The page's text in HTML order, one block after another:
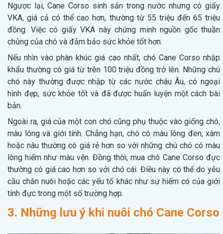
Ngược lại, Cane Corso sinh sản trong nước nhưng có giấy
VKA, giá cả có thể cao hơn, thường từ 55 triệu đến 65 triệu
đồng. Việc có giấy VKA này chứng minh nguồn gốc thuần
chủng của chó và đảm bảo sức khỏe tốt hơn.
Nếu nhìn vào phân khúc giá cao nhất, chó Cane Corso nhập
khẩu thường có giá từ trên 100 triệu đồng trở lên. Những chú
chó này thường được nhập từ các nước châu Âu, có ngoại
hình đẹp, sức khỏe tốt và đã được huấn luyện một cách bài
bản.
Ngoài ra, giá của một con chó cũng phụ thuộc vào giống chó,
màu lông và giới tính. Chẳng hạn, chó có màu lông đen, xám
hoặc nâu thường có giá rẻ hơn so với những chú chó có màu
lông hiếm như màu vện. Đồng thời, mua chó Cane Corso đực
thường có giá cao hơn so với chó cái. Điều này có thể do yêu
cầu chăn nuôi hoặc các yếu tố khác như sự hiếm có của giới
tính đực trong một số trường hợp.
3. Những lưu ý khi nuôi chó Cane Corso